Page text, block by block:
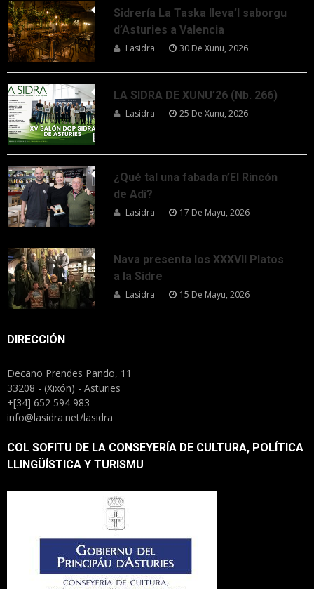
Sidrería La Taska lleva’l saborgu
d’Asturies a Valencia
Lasidra 30 De Xunu, 2026
LA SIDRA DE XUNU’26 (Nb. 266)
Lasidra 25 De Xunu, 2026
¿Qué tal una fabada n’El Rincón
de Adi?
Lasidra 17 De Mayu, 2026
Nava presenta los XXXVII Platos
a la Sidre
Lasidra 15 De Mayu, 2026
DIRECCIÓN
Decano Prendes Pando, 11
33208 - (Xixón) - Asturies
+[34] 652 594 983
info@lasidra.net/lasidra
COL SOFITU DE LA CONSEYERÍA DE CULTURA, POLÍTICA
LLINGÜÍSTICA Y TURISMU